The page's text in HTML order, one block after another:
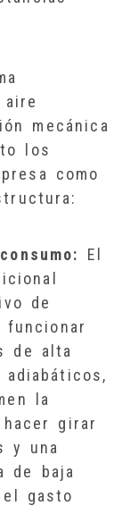
mecánica
los
como
El
de
de alta
la
girar
y una
de baja
gasto